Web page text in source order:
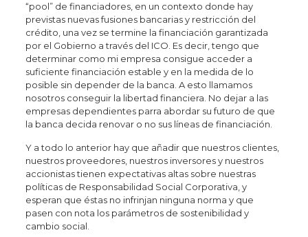
“pool” de financiadores, en un contexto donde hay
previstas nuevas fusiones bancarias y restricción del
crédito, una vez se termine la financiación garantizada
por el Gobierno a través del ICO. Es decir, tengo que
determinar como mi empresa consigue acceder a
suficiente financiación estable y en la medida de lo
posible sin depender de la banca. A esto llamamos
nosotros conseguir la libertad financiera. No dejar a las
empresas dependientes parra abordar su futuro de que
la banca decida renovar o no sus líneas de financiación.
Y a todo lo anterior hay que añadir que nuestros clientes,
nuestros proveedores, nuestros inversores y nuestros
accionistas tienen expectativas altas sobre nuestras
políticas de Responsabilidad Social Corporativa, y
esperan que éstas no infrinjan ninguna norma y que
pasen con nota los parámetros de sostenibilidad y
cambio social.